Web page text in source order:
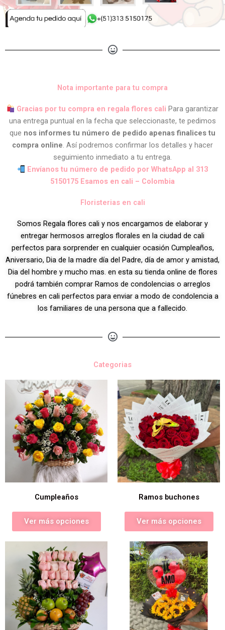
Nota importante para tu compra
Gracias por tu compra en regala flores caliPara garantizar
una entrega puntual en la fecha que seleccionaste, te pedimos
que nos informes tu número de pedido apenas finalices tu
compra online. Así podremos confirmar los detalles y hacer
seguimiento inmediato a tu entrega.
Envíanos tu número de pedido por WhatsApp al 313
5150175 Esamos en cali – Colombia
Floristerias en cali
Somos Regala flores cali y nos encargamos de elaborar y
entregar hermosos arreglos florales en la ciudad de cali
perfectos para sorprender en cualquier ocasión Cumpleaños,
Aniversario, Dia de la madre día del Padre, día de amor y amistad,
Dia del hombre y mucho mas. en esta su tienda online de flores
podrá también comprar Ramos de condolencias o arreglos
fúnebres en cali perfectos para enviar a modo de condolencia a
los familiares de una persona que a fallecido.
Categorias
Cumpleaños
Ver más opciones
Ramos buchones
Ver más opciones